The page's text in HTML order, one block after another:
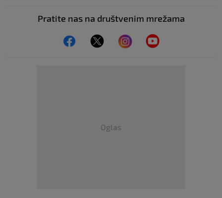
Pratite nas na društvenim mrežama
Oglas